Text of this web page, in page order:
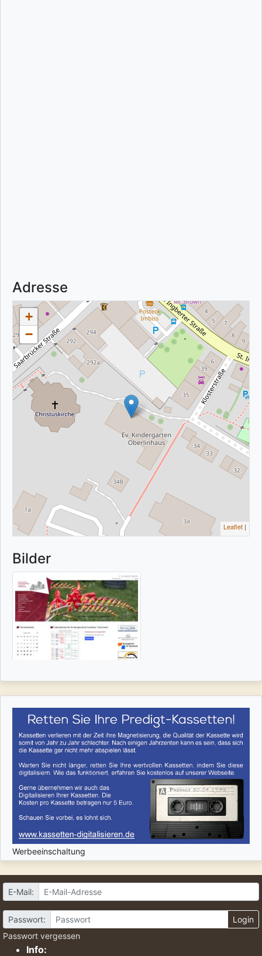
Adresse
+
−
Leaflet |
Bilder
Werbeeinschaltung
E-Mail:
Passwort:
Login
Passwort vergessen
Info: